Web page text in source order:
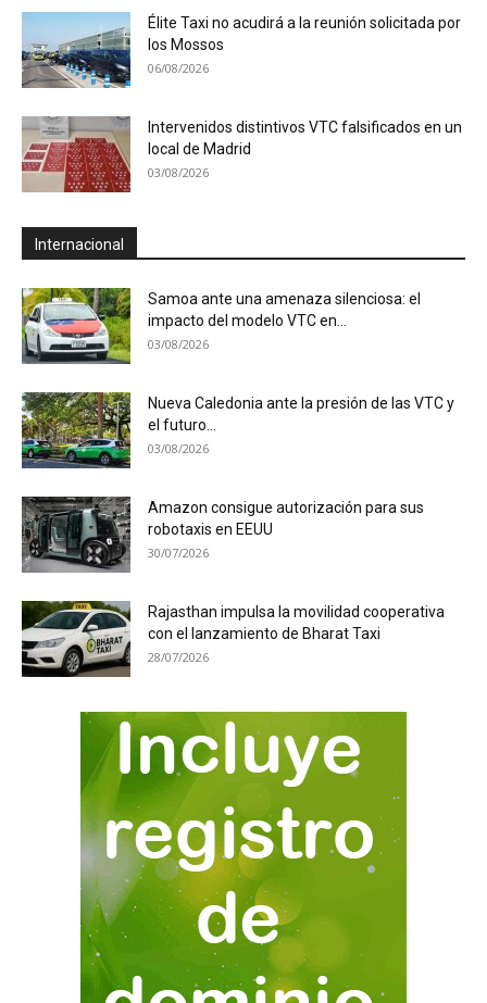
Élite Taxi no acudirá a la reunión solicitada por
los Mossos
06/08/2026
Intervenidos distintivos VTC falsificados en un
local de Madrid
03/08/2026
Internacional
Samoa ante una amenaza silenciosa: el
impacto del modelo VTC en...
03/08/2026
Nueva Caledonia ante la presión de las VTC y
el futuro...
03/08/2026
Amazon consigue autorización para sus
robotaxis en EEUU
30/07/2026
Rajasthan impulsa la movilidad cooperativa
con el lanzamiento de Bharat Taxi
28/07/2026